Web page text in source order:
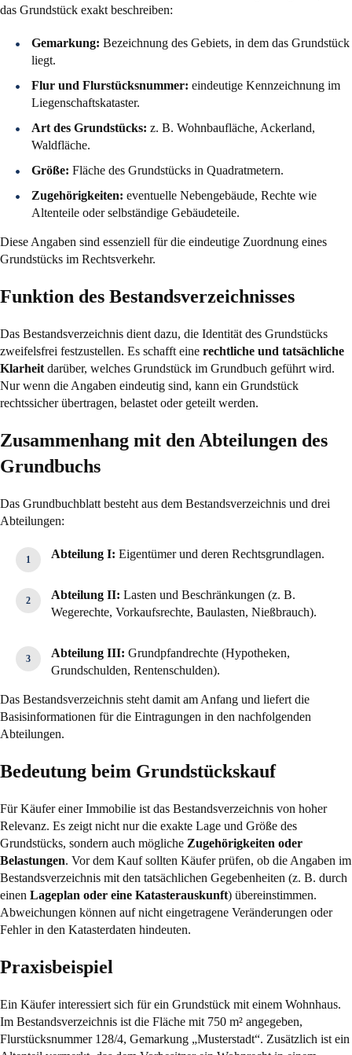
das Grundstück exakt beschreiben:
Gemarkung: Bezeichnung des Gebiets, in dem das Grundstück
liegt.
Flur und Flurstücksnummer: eindeutige Kennzeichnung im
Liegenschaftskataster.
Art des Grundstücks: z. B. Wohnbaufläche, Ackerland,
Waldfläche.
Größe: Fläche des Grundstücks in Quadratmetern.
Zugehörigkeiten: eventuelle Nebengebäude, Rechte wie
Altenteile oder selbständige Gebäudeteile.
Diese Angaben sind essenziell für die eindeutige Zuordnung eines
Grundstücks im Rechtsverkehr.
Funktion des Bestandsverzeichnisses
Das Bestandsverzeichnis dient dazu, die Identität des Grundstücks
zweifelsfrei festzustellen. Es schafft eine rechtliche und tatsächliche
Klarheit darüber, welches Grundstück im Grundbuch geführt wird.
Nur wenn die Angaben eindeutig sind, kann ein Grundstück
rechtssicher übertragen, belastet oder geteilt werden.
Zusammenhang mit den Abteilungen des
Grundbuchs
Das Grundbuchblatt besteht aus dem Bestandsverzeichnis und drei
Abteilungen:
Abteilung I: Eigentümer und deren Rechtsgrundlagen.
Abteilung II: Lasten und Beschränkungen (z. B.
Wegerechte, Vorkaufsrechte, Baulasten, Nießbrauch).
Abteilung III: Grundpfandrechte (Hypotheken,
Grundschulden, Rentenschulden).
Das Bestandsverzeichnis steht damit am Anfang und liefert die
Basisinformationen für die Eintragungen in den nachfolgenden
Abteilungen.
Bedeutung beim Grundstückskauf
Für Käufer einer Immobilie ist das Bestandsverzeichnis von hoher
Relevanz. Es zeigt nicht nur die exakte Lage und Größe des
Grundstücks, sondern auch mögliche Zugehörigkeiten oder
Belastungen. Vor dem Kauf sollten Käufer prüfen, ob die Angaben im
Bestandsverzeichnis mit den tatsächlichen Gegebenheiten (z. B. durch
einen Lageplan oder eine Katasterauskunft) übereinstimmen.
Abweichungen können auf nicht eingetragene Veränderungen oder
Fehler in den Katasterdaten hindeuten.
Praxisbeispiel
Ein Käufer interessiert sich für ein Grundstück mit einem Wohnhaus.
Im Bestandsverzeichnis ist die Fläche mit 750 m² angegeben,
Flurstücksnummer 128/4, Gemarkung „Musterstadt“. Zusätzlich ist ein